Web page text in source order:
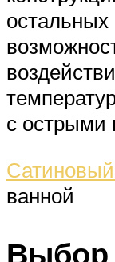
остальных
с острыми
ванной
Выбор